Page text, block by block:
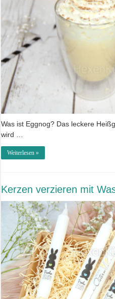
Was ist Eggnog? Das leckere
wird …
Weiterlesen »
Kerzen verzieren mit